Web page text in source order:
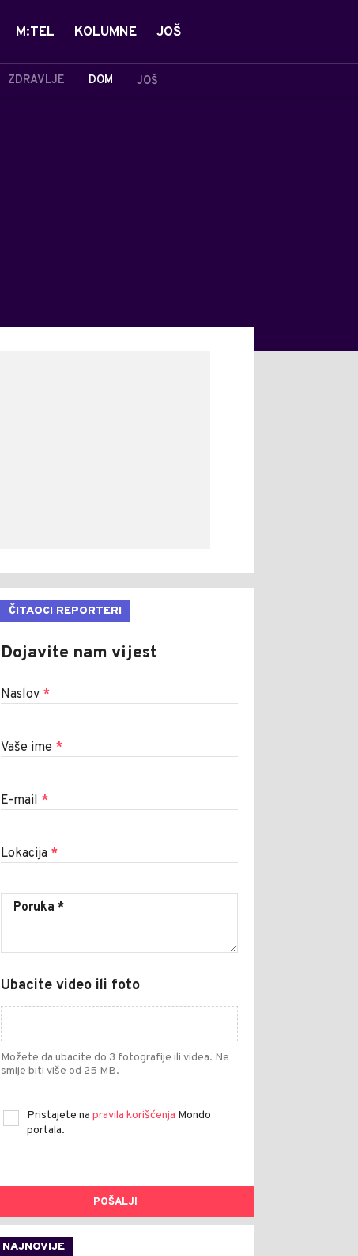
ZDRAVLJE DOM JOŠ
M:TEL KOLUMNE JOŠ
ČITAOCI REPORTERI
Dojavite nam vijest
Naslov *
Vaše ime *
E-mail *
Lokacija *
Ubacite video ili foto
Možete da ubacite do 3 fotografije ili videa. Ne
smije biti više od 25 MB.
Pristajete na pravila korišćenja Mondo
portala.
POŠALJI
NAJNOVIJE